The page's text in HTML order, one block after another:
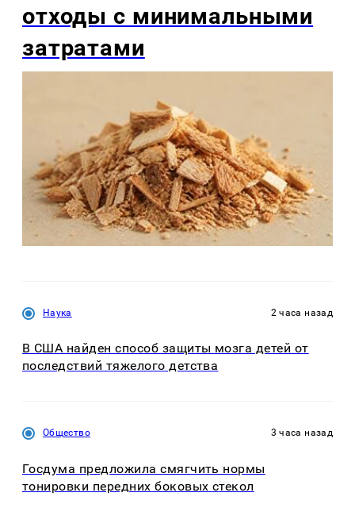
отходы с минимальными
затратами
Наука 2 часа назад
В США найден способ защиты мозга детей от
последствий тяжелого детства
Общество 3 часа назад
Госдума предложила смягчить нормы
тонировки передних боковых стекол